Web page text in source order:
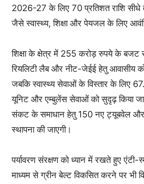
2026-27 के लिए 70 प्रतिशत राशि सीधे
जैसे स्वास्थ्य, शिक्षा और पेयजल के लिए
शिक्षा के क्षेत्र में 255 करोड़ रुपये के बजट
रियलिटी लैब और नीट-जेईई हेतु आवासीय
जबकि स्वास्थ्य सेवाओं के विस्तार के लिए
यूनिट और एम्बुलेंस सेवाओं को सुदृढ़ किया
संकट के समाधान हेतु 150 नए ट्यूबवेल और
स्थापना की जाएगी।
पर्यावरण संरक्षण को ध्यान में रखते हुए
माध्यम से ग्रीन बेल्ट विकसित करने पर भी